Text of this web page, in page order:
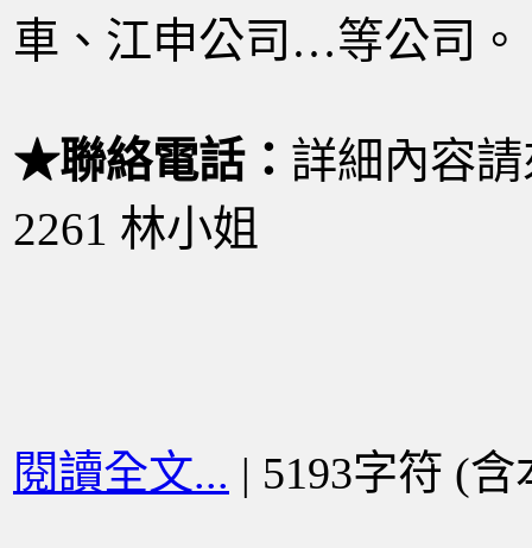
車、江申公司…等公司。
★聯絡電話： 詳細內容
2261 林小姐
閱讀全文... | 5193字符 (含